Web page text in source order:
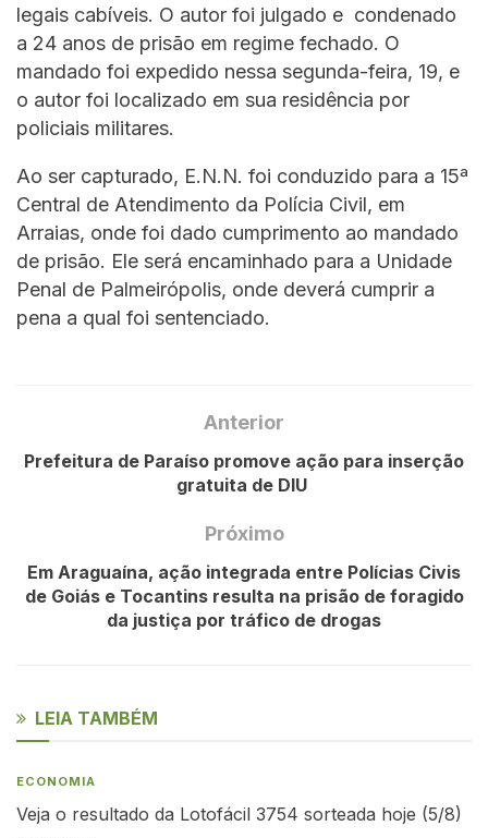
legais cabíveis. O autor foi julgado e condenado
a 24 anos de prisão em regime fechado. O
mandado foi expedido nessa segunda-feira, 19, e
o autor foi localizado em sua residência por
policiais militares.
Ao ser capturado, E.N.N. foi conduzido para a 15ª
Central de Atendimento da Polícia Civil, em
Arraias, onde foi dado cumprimento ao mandado
de prisão. Ele será encaminhado para a Unidade
Penal de Palmeirópolis, onde deverá cumprir a
pena a qual foi sentenciado.
Anterior
Prefeitura de Paraíso promove ação para inserção
gratuita de DIU
Próximo
Em Araguaína, ação integrada entre Polícias Civis
de Goiás e Tocantins resulta na prisão de foragido
da justiça por tráfico de drogas
LEIA TAMBÉM
ECONOMIA
Veja o resultado da Lotofácil 3754 sorteada hoje (5/8)